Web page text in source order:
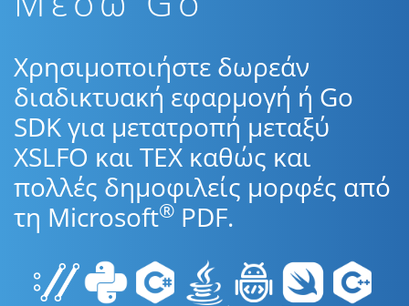
Χρησιμοποιήστε δωρεάν
διαδικτυακή εφαρμογή ή Go
SDK για μετατροπή μεταξύ
XSLFO και TEX καθώς και
πολλές δημοφιλείς μορφές από
τη Microsoft® PDF.